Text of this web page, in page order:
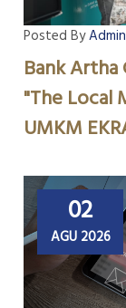
Posted ByAdmin
Bank
"The Local
UMKM
02
AGU 2026